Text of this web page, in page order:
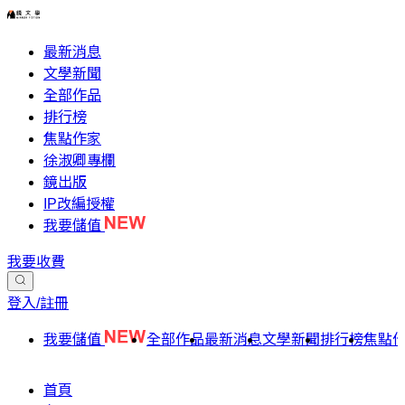
最新消息
文學新聞
全部作品
排行榜
焦點作家
徐淑卿專欄
鏡出版
IP改編授權
我要儲值
我要收費
登入/註冊
我要儲值 全部作品最新消息文學新聞排行榜焦點
首頁